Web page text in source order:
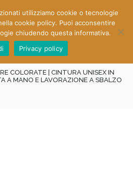
0
0
COLORATE | CINTURA UNISEX IN
A MANO E LAVORAZIONE A SBALZO
utilizziamo cookie o tecnologie
cookie policy. Puoi acconsentire
chiudendo questa informativa.
Privacy policy